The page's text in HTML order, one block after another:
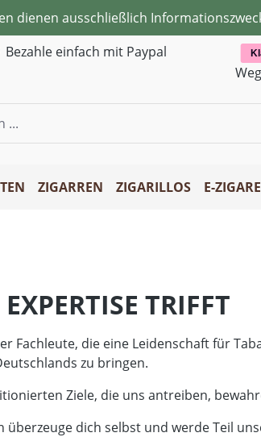
dienen ausschließlich
Bezahle einfach mit Paypal
Weg
ZIGARREN ZIGARILLOS E-
TRIFFT
Fachleute, die eine Leidenschaft für
zu bringen.
Ziele, die uns antreiben,
überzeuge dich selbst und werde Teil